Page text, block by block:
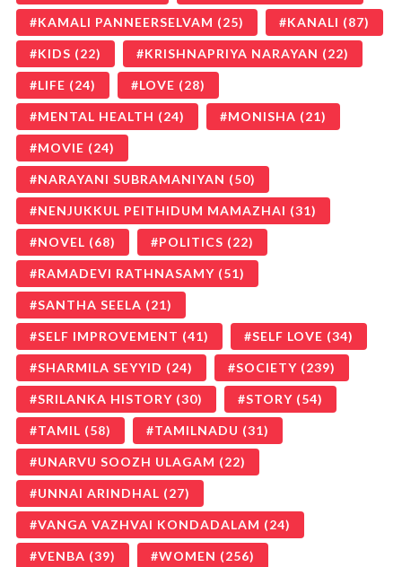
KAMALI PANNEERSELVAM (25) KANALI (87)
KIDS (22) KRISHNAPRIYA NARAYAN (22)
LIFE (24) LOVE (28)
MENTAL HEALTH (24) MONISHA (21)
MOVIE (24)
NARAYANI SUBRAMANIYAN (50)
NENJUKKUL PEITHIDUM MAMAZHAI (31)
NOVEL (68) POLITICS (22)
RAMADEVI RATHNASAMY (51)
SANTHA SEELA (21)
SELF IMPROVEMENT (41) SELF LOVE (34)
SHARMILA SEYYID (24) SOCIETY (239)
SRILANKA HISTORY (30) STORY (54)
TAMIL (58) TAMILNADU (31)
UNARVU SOOZH ULAGAM (22)
UNNAI ARINDHAL (27)
VANGA VAZHVAI KONDADALAM (24)
VENBA (39) WOMEN (256)